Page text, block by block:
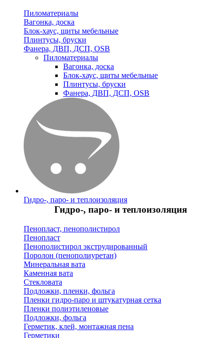
Пиломатериалы
Вагонка, доска
Блок-хаус, щиты мебельные
Плинтусы, бруски
Фанера, ДВП, ДСП, OSB
Пиломатериалы
Вагонка, доска
Блок-хаус, щиты мебельные
Плинтусы, бруски
Фанера, ДВП, ДСП, OSB
Гидро-, паро- и теплоизоляция
Гидро-, паро- и теплоизоляция
Пенопласт, пенополистирол
Пенопласт
Пенополистирол экструдированный
Поролон (пенополиуретан)
Минеральная вата
Каменная вата
Стекловата
Подложки, пленки, фольга
Пленки гидро-паро и штукатурная сетка
Пленки полиэтиленовые
Подложки, фольга
Герметик, клей, монтажная пена
Герметики